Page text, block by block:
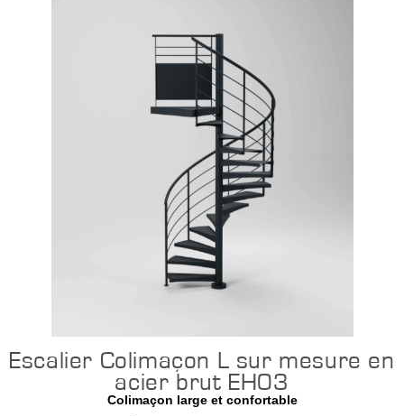
Escalier Colimaçon L sur mesure en
acier brut EH03
Colimaçon large et confortable